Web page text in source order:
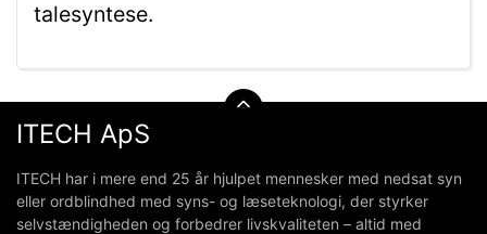
talesyntese.
ITECH ApS
ITECH har i mere end 25 år hjulpet mennesker med nedsat syn
eller ordblindhed med syns- og læseteknologi, der styrker
selvstændigheden og forbedrer livskvaliteten – altid med